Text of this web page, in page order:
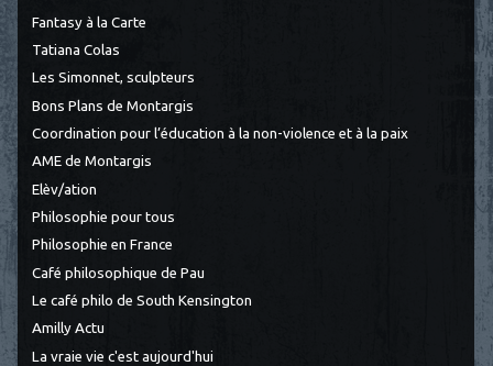
Fantasy à la Carte
Tatiana Colas
Les Simonnet, sculpteurs
Bons Plans de Montargis
Coordination pour l’éducation à la non-violence et à la paix
AME de Montargis
Elèv/ation
Philosophie pour tous
Philosophie en France
Café philosophique de Pau
Le café philo de South Kensington
Amilly Actu
La vraie vie c'est aujourd'hui